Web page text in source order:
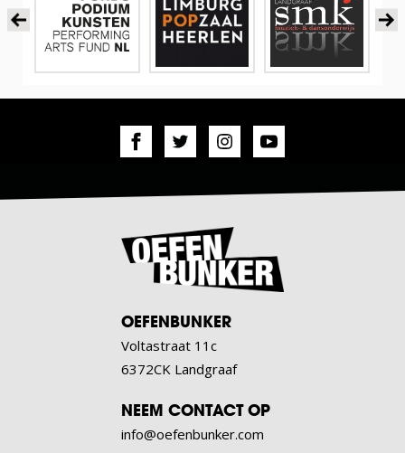
OEFENBUNKER
Voltastraat 11c
6372CK Landgraaf
NEEM CONTACT OP
info@oefenbunker.com